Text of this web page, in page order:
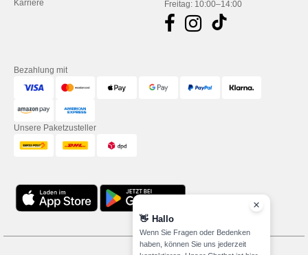
Karriere
Freitag: 10:00–14:00
Bezahlung mit
Unsere Paketzusteller
👋 Hallo
Wenn Sie Fragen oder Bedenken
haben, können Sie uns jederzeit